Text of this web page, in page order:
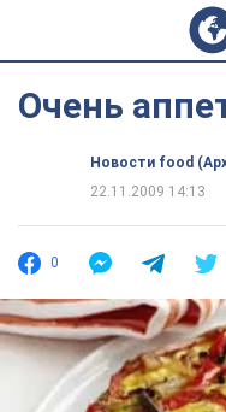
Очень
Новости food
22.11.2009 14:13
0